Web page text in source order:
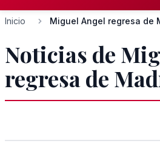
Inicio Miguel Angel regresa de
Noticias de
regresa de